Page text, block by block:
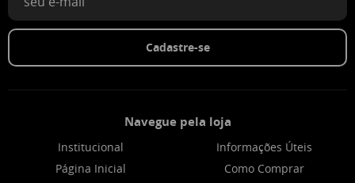
Cadastre-se
Navegue pela loja
Institucional
Página Inicial
Informações Úteis
Como Comprar